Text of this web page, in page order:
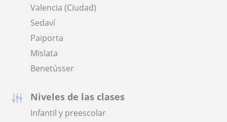
Valencia (Ciudad)
Sedaví
Paiporta
Mislata
Benetússer
Niveles de las clases
Infantil y preescolar